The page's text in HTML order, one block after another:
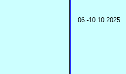
06.-10.10.2025